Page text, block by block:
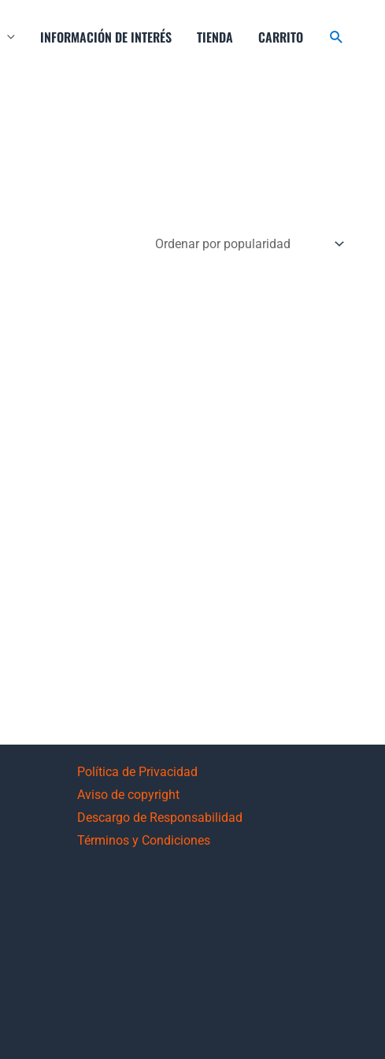
INFORMACIÓN DE INTERÉS TIENDA CARRITO Buscar
Política de Privacidad
Aviso de copyright
Descargo de Responsabilidad
Términos y Condiciones